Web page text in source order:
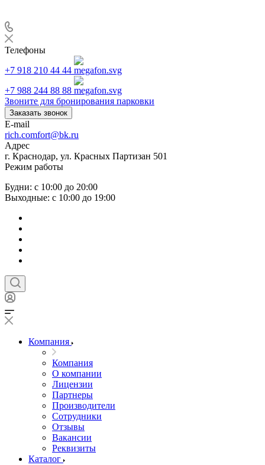
Телефоны
+7 918 210 44 44
+7 988 244 88 88
Звоните для бронирования парковки
Заказать звонок
E-mail
rich.comfort@bk.ru
Адрес
г. Краснодар, ул. Красных Партизан 501
Режим работы
Будни: с 10:00 до 20:00
Выходные: с 10:00 до 19:00
Компания
Компания
О компании
Лицензии
Партнеры
Производители
Сотрудники
Отзывы
Вакансии
Реквизиты
Каталог